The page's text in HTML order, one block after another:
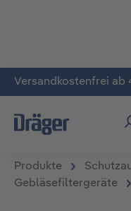
Zum Hauptinhalt
Versandkostenfrei ab
Produkte
Gebläsefiltergeräte